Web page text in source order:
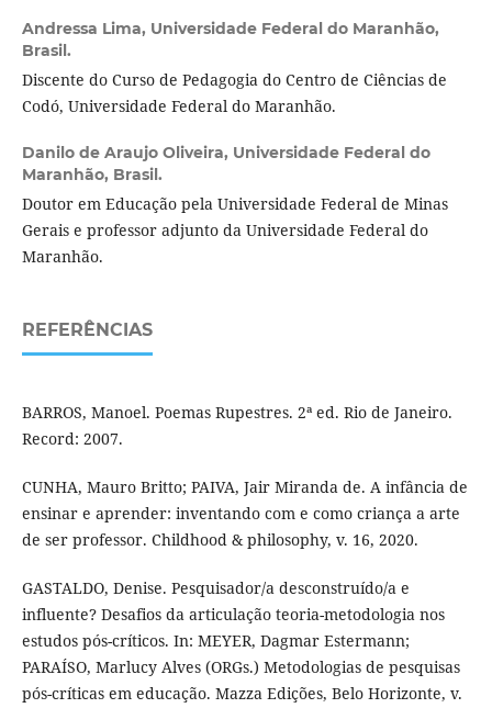
Andressa Lima, Universidade Federal do Maranhão,
Brasil.
Discente do Curso de Pedagogia do Centro de Ciências de
Codó, Universidade Federal do Maranhão.
Danilo de Araujo Oliveira, Universidade Federal do
Maranhão, Brasil.
Doutor em Educação pela Universidade Federal de Minas
Gerais e professor adjunto da Universidade Federal do
Maranhão.
REFERÊNCIAS
BARROS, Manoel. Poemas Rupestres. 2ª ed. Rio de Janeiro.
Record: 2007.
CUNHA, Mauro Britto; PAIVA, Jair Miranda de. A infância de
ensinar e aprender: inventando com e como criança a arte
de ser professor. Childhood & philosophy, v. 16, 2020.
GASTALDO, Denise. Pesquisador/a desconstruído/a e
influente? Desafios da articulação teoria-metodologia nos
estudos pós-críticos. In: MEYER, Dagmar Estermann;
PARAÍSO, Marlucy Alves (ORGs.) Metodologias de pesquisas
pós-críticas em educação. Mazza Edições, Belo Horizonte, v.